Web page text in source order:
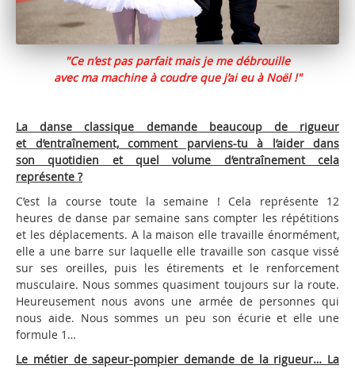
"Ce n’est pas parfait mais je me débrouille
avec ma machine à coudre que j’ai eu à Noël !"
La danse classique demande beaucoup de rigueur
et d’entraînement, comment parviens-tu à l’aider dans
son quotidien et quel volume d’entraînement cela
représente ?
C’est la course toute la semaine ! Cela représente 12
heures de danse par semaine sans compter les répétitions
et les déplacements. A la maison elle travaille énormément,
elle a une barre sur laquelle elle travaille son casque vissé
sur ses oreilles, puis les étirements et le renforcement
musculaire. Nous sommes quasiment toujours sur la route.
Heureusement nous avons une armée de personnes qui
nous aide. Nous sommes un peu son écurie et elle une
formule 1…
Le métier de sapeur-pompier demande de la rigueur… La